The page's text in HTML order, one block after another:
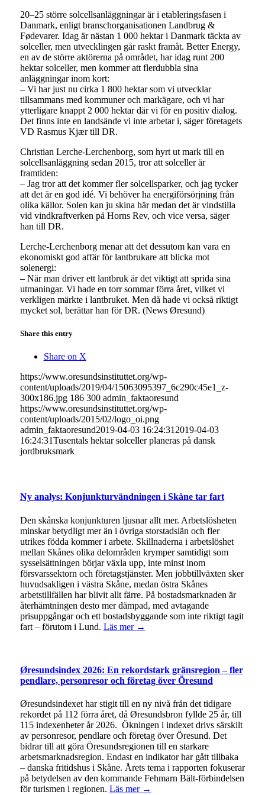
20–25 större solcellsanläggningar är i etableringsfasen i
Danmark, enligt branschorganisationen Landbrug &
Fødevarer. Idag är nästan 1 000 hektar i Danmark täckta av
solceller, men utvecklingen går raskt framåt. Better Energy,
en av de större aktörerna på området, har idag runt 200
hektar solceller, men kommer att flerdubbla sina
anläggningar inom kort:
– Vi har just nu cirka 1 800 hektar som vi utvecklar
tillsammans med kommuner och markägare, och vi har
ytterligare knappt 2 000 hektar där vi för en positiv dialog.
Det finns inte en landsände vi inte arbetar i, säger företagets
VD Rasmus Kjær till DR.
Christian Lerche-Lerchenborg, som hyrt ut mark till en
solcellsanläggning sedan 2015, tror att solceller är
framtiden:
– Jag tror att det kommer fler solcellsparker, och jag tycker
att det är en god idé. Vi behöver ha energiförsörjning från
olika källor. Solen kan ju skina här medan det är vindstilla
vid vindkraftverken på Horns Rev, och vice versa, säger
han till DR.
Lerche-Lerchenborg menar att det dessutom kan vara en
ekonomiskt god affär för lantbrukare att blicka mot
solenergi:
– När man driver ett lantbruk är det viktigt att sprida sina
utmaningar. Vi hade en torr sommar förra året, vilket vi
verkligen märkte i lantbruket. Men då hade vi också riktigt
mycket sol, berättar han för DR. (News Øresund)
Share this entry
Share on X
https://www.oresundsinstituttet.org/wp-
content/uploads/2019/04/15063095397_6c290c45e1_z-
300x186.jpg 186 300 admin_faktaoresund
https://www.oresundsinstituttet.org/wp-
content/uploads/2015/02/logo_oi.png
admin_faktaoresund2019-04-03 16:24:31 2019-04-03
16:24:31Tusentals hektar solceller planeras på dansk
jordbruksmark
Ny analys: Konjunkturvändningen i Skåne tar fart
Den skånska konjunkturen ljusnar allt mer. Arbetslösheten
minskar betydligt mer än i övriga storstadslän och fler
utrikes födda kommer i arbete. Skillnaderna i arbetslöshet
mellan Skånes olika delområden krymper samtidigt som
sysselsättningen börjar växla upp, inte minst inom
försvarssektorn och företagstjänster. Men jobbtillväxten sker
huvudsakligen i västra Skåne, medan östra Skånes
arbetstillfällen har blivit allt färre. På bostadsmarknaden är
återhämtningen desto mer dämpad, med avtagande
prisuppgångar och ett bostadsbyggande som inte riktigt tagit
fart – förutom i Lund. Läs mer →
Øresundsindex 2026: En rekordstark gränsregion – fler
pendlare, personresor och företag över Öresund
Øresundsindexet har stigit till en ny nivå från det tidigare
rekordet på 112 förra året, då Øresundsbron fyllde 25 år, till
115 indexenheter år 2026. Ökningen i indexet drivs särskilt
av personresor, pendlare och företag över Öresund. Det
bidrar till att göra Öresundsregionen till en starkare
arbetsmarknadsregion. Endast en indikator har gått tillbaka
– danska fritidshus i Skåne. Årets tema i rapporten fokuserar
på betydelsen av den kommande Fehmarn Bält-förbindelsen
för turismen i regionen. Läs mer →